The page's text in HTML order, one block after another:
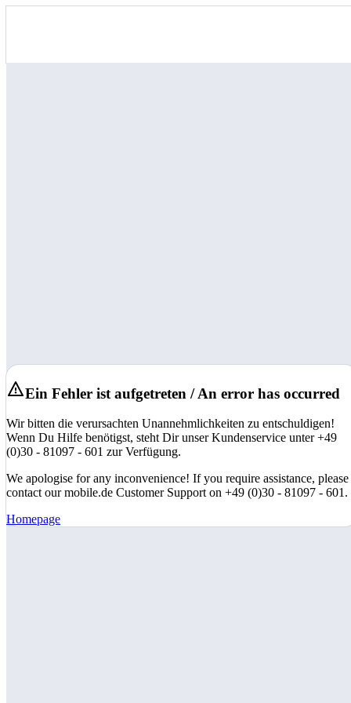
Ein Fehler ist aufgetreten / An error has occurred
Wir bitten die verursachten Unannehmlichkeiten zu entschuldigen!
Wenn Du Hilfe benötigst, steht Dir unser Kundenservice unter +49
(0)30 - 81097 - 601 zur Verfügung.
We apologise for any inconvenience! If you require assistance, please
contact our mobile.de Customer Support on +49 (0)30 - 81097 - 601.
Homepage